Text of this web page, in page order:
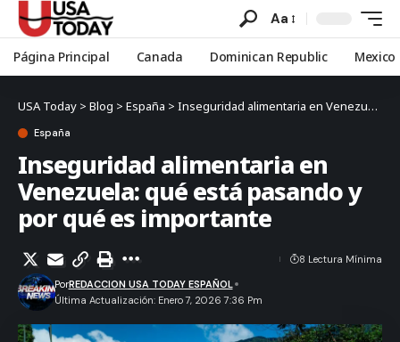
Aa
Página Principal Canada Dominican Republic Mexico
USA Today > Blog > España > Inseguridad alimentaria en Venezuela: qué está pasando y por qué es importante
España
Inseguridad alimentaria en
Venezuela: qué está pasando y
por qué es importante
Última Actualización: Enero 7, 2026 7:36 Pm
PorREDACCION USA TODAY ESPAÑOL
8 Lectura Mínima